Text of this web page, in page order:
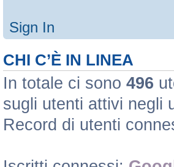
Sign In
CHI C’È IN LINEA
In totale ci sono 496
sugli utenti attivi negli
Record di utenti